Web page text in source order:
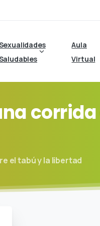
Aula
Virtual
corrida
el tabú y la libertad